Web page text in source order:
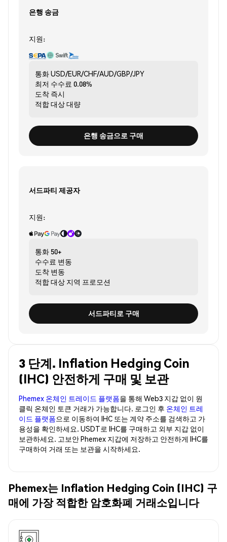
은행 송금
지원:
통화USD/EUR/CHF/AUD/GBP/JPY
최저 수수료 0.08%
도착 즉시
적합 대상대량
은행 송금으로 구매
서드파티 제공자
지원:
통화 50+
수수료 변동
도착 변동
적합 대상 지역 프로모션
서드파티로 구매
3 단계. Inflation Hedging Coin
(IHC) 안전하게 구매 및 보관
Phemex 온체인 트레이드 플랫폼을 통해 Web3 지갑 없이 원
클릭 온체인 토큰 거래가 가능합니다. 로그인 후 온체인 트레
이드 플랫폼으로 이동하여 IHC 또는 계약 주소를 검색하고 가
용성을 확인하세요. USDT로 IHC를 구매하고 외부 지갑 없이
보관하세요. 고보안 Phemex 지갑에 저장하고 안전하게 IHC를
구매하여 거래 또는 보관을 시작하세요.
Phemex는 Inflation Hedging Coin (IHC) 구
매에 가장 적합한 암호화폐 거래소입니다